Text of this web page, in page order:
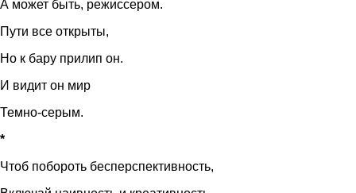
А может быть, режиссером.
Пути все открыты,
Но к бару прилип он.
И видит он мир
Темно-серым.
*
Чтоб побороть бесперспективность,